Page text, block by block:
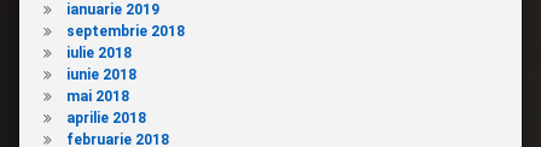
ianuarie 2019
septembrie 2018
iulie 2018
iunie 2018
mai 2018
aprilie 2018
februarie 2018